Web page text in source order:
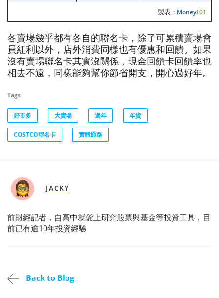
製表： Money101
各賣場幾乎都有各自的聯名卡，除了可累積賣場會
員紅利以外，店外消費同樣也有優惠和回饋。如果
沒有賣場聯名卡其實沒關係，現金回饋卡回饋率也
相去不遠，同樣能夠幫你節省開支，開心過好年。
Tags
好市多 大賣場 過年 年貨
COSTCO聯名卡 實體通路
JACKY
前財經記者，自高中就愛上研究股票與基金等投資工具，目
前已有逾10年投資經驗
Back to Blog